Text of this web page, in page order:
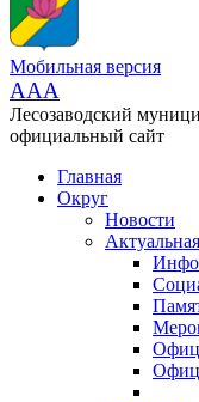
Мобильная версия
AAA
Лесозаводский
официальный сайт
Главная
Округ
Новости